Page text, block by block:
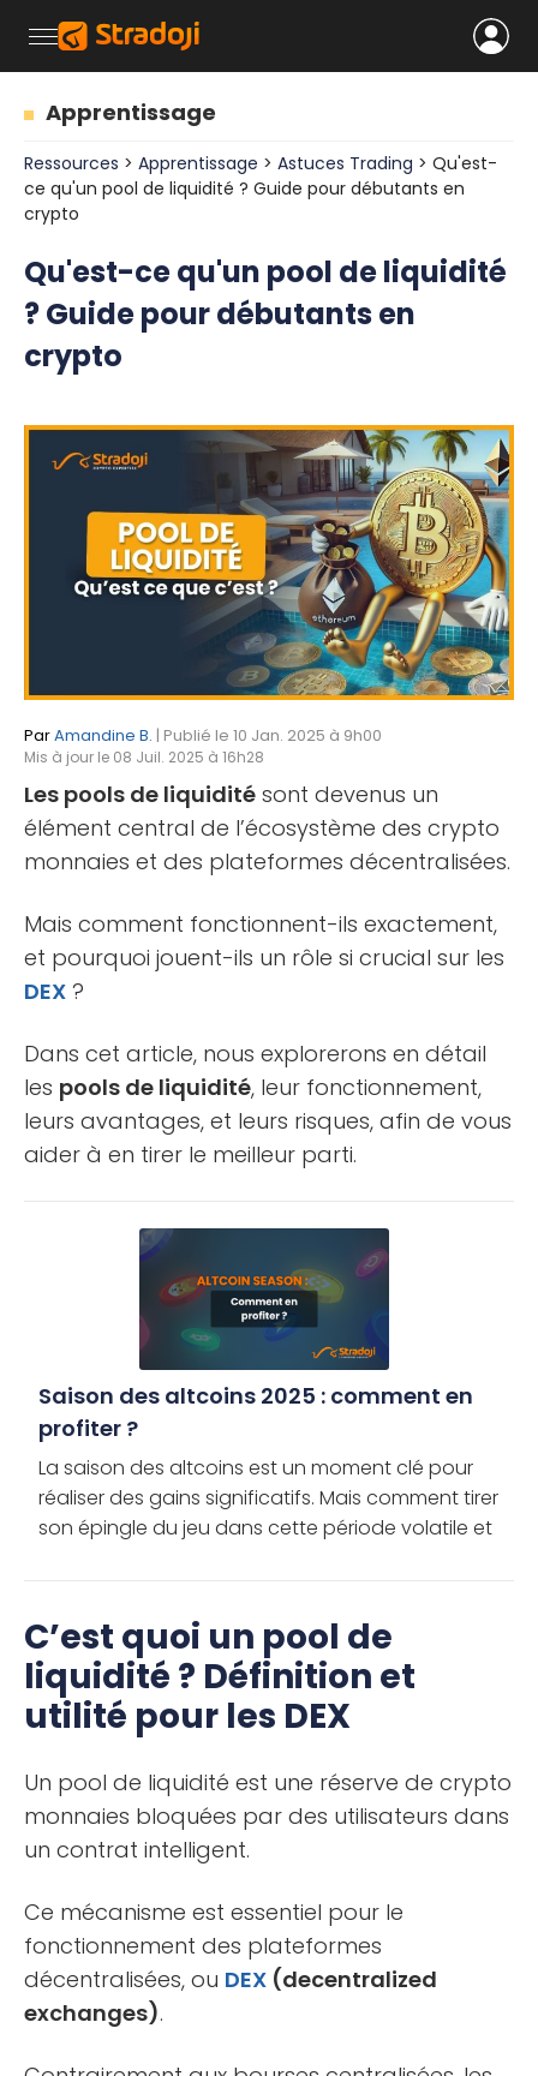
Apprentissage
Ressources > Apprentissage > Astuces Trading > Qu'est-
ce qu'un pool de liquidité ? Guide pour débutants en
crypto
Qu'est-ce qu'un pool de liquidité
? Guide pour débutants en
crypto
ParAmandine B. | Publié le 10 Jan. 2025 à 9h00
Mis à jour le 08 Juil. 2025 à 16h28
Les pools de liquidité sont devenus un
élément central de l’écosystème des crypto
monnaies et des plateformes décentralisées.
Mais comment fonctionnent-ils exactement,
et pourquoi jouent-ils un rôle si crucial sur les
DEX ?
Dans cet article, nous explorerons en détail
les pools de liquidité, leur fonctionnement,
leurs avantages, et leurs risques, afin de vous
aider à en tirer le meilleur parti.
Saison des altcoins 2025 : comment en
profiter ?
La saison des altcoins est un moment clé pour
réaliser des gains significatifs. Mais comment tirer
son épingle du jeu dans cette période volatile et
C’est quoi un pool de
liquidité ? Définition et
utilité pour les DEX
Un pool de liquidité est une réserve de crypto
monnaies bloquées par des utilisateurs dans
un contrat intelligent.
Ce mécanisme est essentiel pour le
fonctionnement des plateformes
décentralisées, ou DEX (decentralized
exchanges).